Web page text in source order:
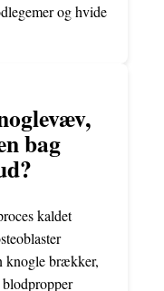
og hvide
bag
kaldet
knogle brækker,
blodpropper